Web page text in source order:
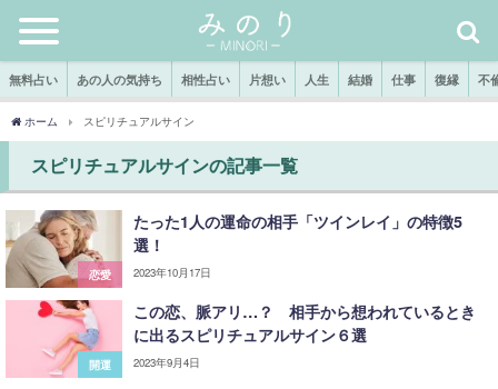
無料占い あの人の気持ち 相性占い 片想い 人生 結婚 仕事 復縁 不
ホーム スピリチュアルサイン
スピリチュアルサインの記事一覧
恋愛
たった1人の運命の相手「ツインレイ」の特徴5
選！
2023年10月17日
開運
この恋、脈アリ…？ 相手から想われているとき
に出るスピリチュアルサイン６選
2023年9月4日